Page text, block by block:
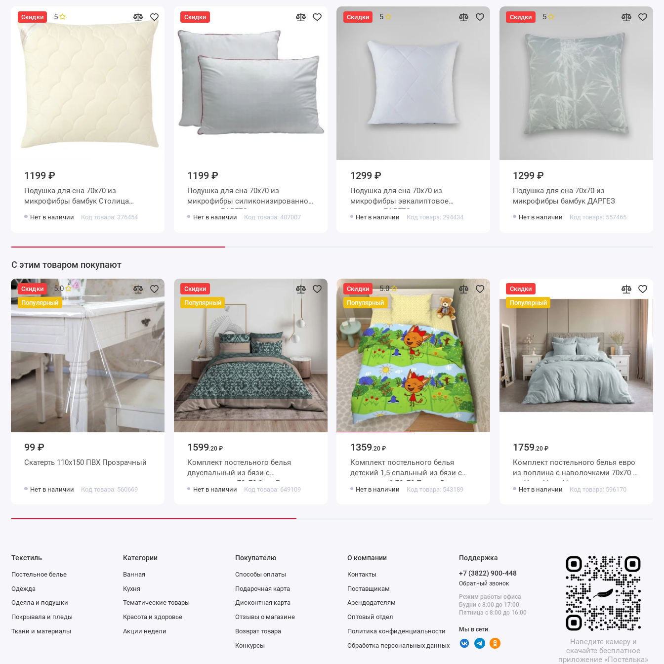
Скидки 5
1199 ₽
Подушка для сна 70х70 из
микрофибры бамбук Столица
Нет в наличии Код товара: 376454
Скидки
1199 ₽
Подушка для сна 70х70 из
микрофибры силиконизированное
волокно ДАРГЕЗ
Нет в наличии Код товара: 407007
Скидки 5
1299 ₽
Подушка для сна 70х70 из
микрофибры эвкалиптовое
волокно ДАРГЕЗ
Нет в наличии Код товара: 294434
Скидки 5
1299 ₽
Подушка для сна 70х70 из
микрофибры бамбук ДАРГЕЗ
Нет в наличии Код товара: 557465
С этим товаром покупают
Скидки
Популярный
5.0
99 ₽
Скатерть 110х150 ПВХ Прозрачный
Нет в наличии Код товара: 560669
Скидки
Популярный
1599.20 ₽
Комплект постельного белья
двуспальный из бязи с
наволочками 70х70 2 шт Рисунок
The Дом
Нет в наличии Код товара: 649109
Скидки
Популярный
5.0
1359.20 ₽
Комплект постельного белья
детский 1,5 спальный из бязи с
наволочкой 70х70 Принт Василиса
Нет в наличии Код товара: 543189
Скидки
Популярный
1759.20 ₽
Комплект постельного белья евро
из поплина с наволочками 70х70 2
шт Узор Ночь Нежна
Нет в наличии Код товара: 596170
Текстиль
Постельное белье
Одежда
Одеяла и подушки
Покрывала и пледы
Ткани и материалы
Категории
Ванная
Кухня
Тематические товары
Красота и здоровье
Акции недели
Покупателю
Способы оплаты
Подарочная карта
Дисконтная карта
Отзывы о магазине
Возврат товара
Конкурсы
О компании
Контакты
Поставщикам
Арендодателям
Оптовый отдел
Политика конфиденциальности
Обработка персональных данных
Поддержка
+7 (3822) 900-448
Обратный звонок
Режим работы офиса
Будни с 8:00 до 17:00
Пятница с 8:00 до 16:00
Мы в сети
Наведите камеру и
скачайте бесплатное
приложение «Постелька»